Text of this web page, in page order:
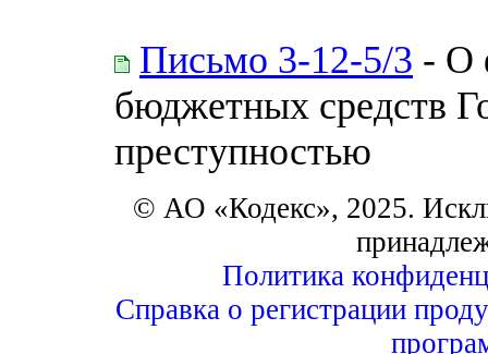
Письмо 3-12-5/3 - О
бюджетных средств
преступностью
© АО «Кодекс», 2025.
Политика
Справка о регистрации